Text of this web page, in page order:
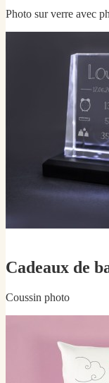
Photo sur verre avec
Cadeaux de
Coussin photo